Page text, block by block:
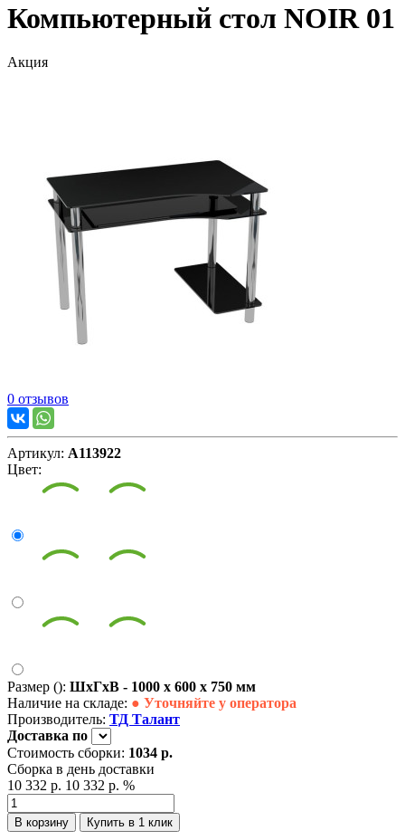
Компьютерный стол NOIR 01
Акция
0 отзывов
Артикул: А113922
Цвет:
Размер (): ШxГxВ - 1000 x 600 x 750 мм
Наличие на складе: ● Уточняйте у оператора
Производитель: ТД Талант
Доставка по
Стоимость сборки: 1034 р.
Сборка в день доставки
10 332 р. 10 332 р. %
В корзину Купить в 1 клик